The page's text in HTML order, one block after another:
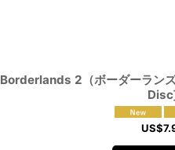
Borderlands 2（ボーダーラン
US$